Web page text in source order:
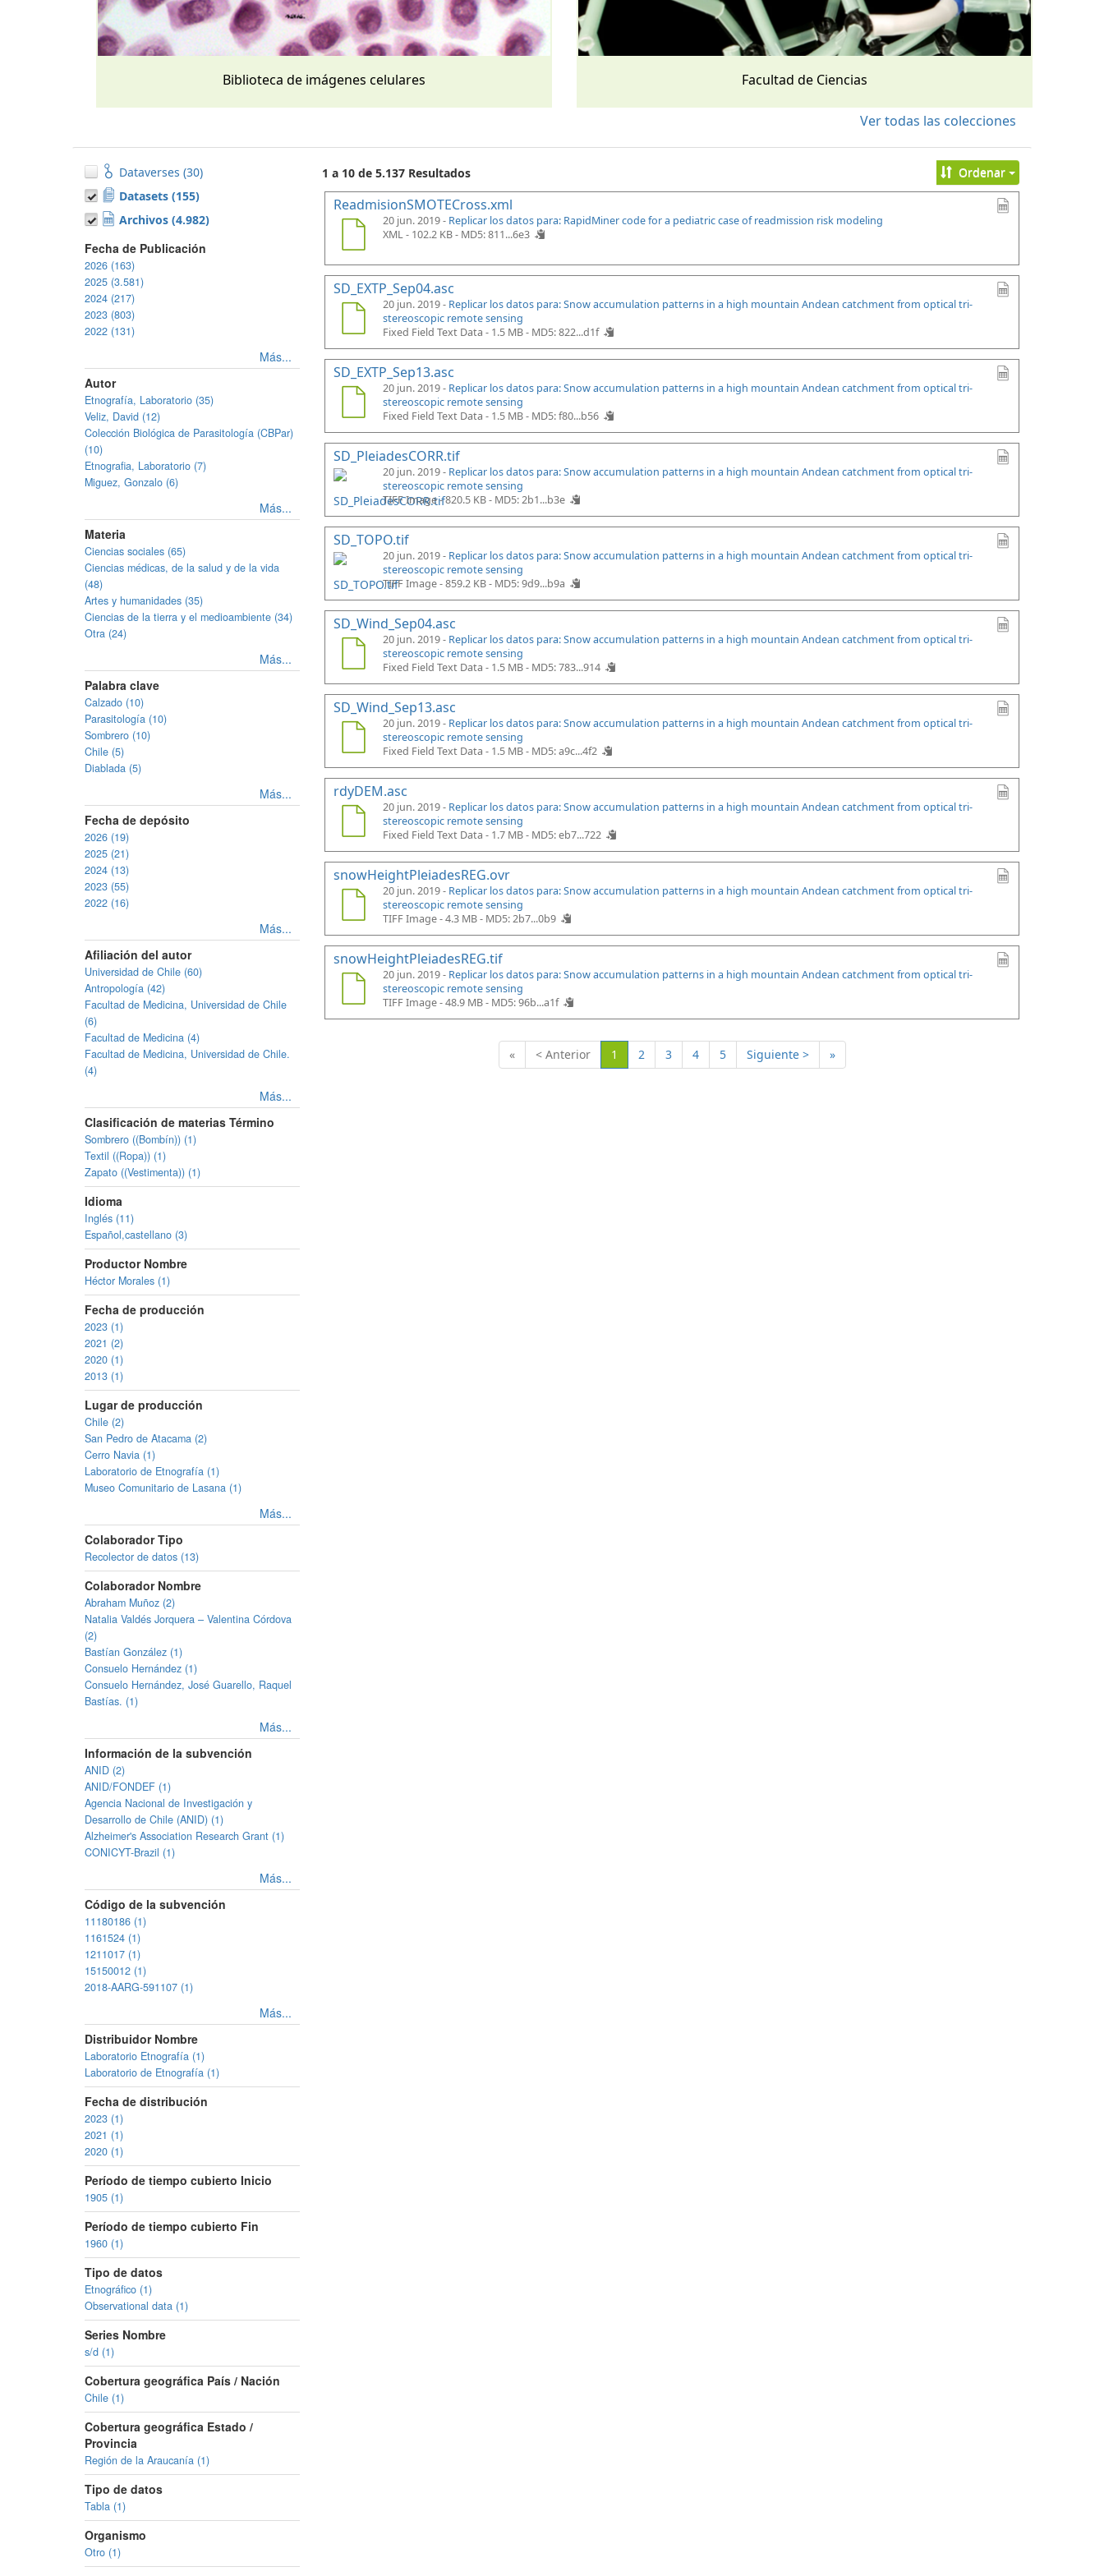
Biblioteca de imágenes celulares Facultad de Ciencias
Ver todas las colecciones
Dataverses (30)
Datasets (155)
Archivos (4.982)
Fecha de Publicación
2026 (163)
2025 (3.581)
2024 (217)
2023 (803)
2022 (131)
Más...
Autor
Etnografía, Laboratorio (35)
Veliz, David (12)
Colección Biológica de Parasitología (CBPar)
(10)
Etnografia, Laboratorio (7)
Miguez, Gonzalo (6)
Más...
Materia
Ciencias sociales (65)
Ciencias médicas, de la salud y de la vida
(48)
Artes y humanidades (35)
Ciencias de la tierra y el medioambiente (34)
Otra (24)
Más...
Palabra clave
Calzado (10)
Parasitología (10)
Sombrero (10)
Chile (5)
Diablada (5)
Más...
Fecha de depósito
2026 (19)
2025 (21)
2024 (13)
2023 (55)
2022 (16)
Más...
Afiliación del autor
Universidad de Chile (60)
Antropología (42)
Facultad de Medicina, Universidad de Chile
(6)
Facultad de Medicina (4)
Facultad de Medicina, Universidad de Chile.
(4)
Más...
Clasificación de materias Término
Sombrero ((Bombín)) (1)
Textil ((Ropa)) (1)
Zapato ((Vestimenta)) (1)
Idioma
Inglés (11)
Español,castellano (3)
Productor Nombre
Héctor Morales (1)
Fecha de producción
2023 (1)
2021 (2)
2020 (1)
2013 (1)
Lugar de producción
Chile (2)
San Pedro de Atacama (2)
Cerro Navia (1)
Laboratorio de Etnografía (1)
Museo Comunitario de Lasana (1)
Más...
Colaborador Tipo
Recolector de datos (13)
Colaborador Nombre
Abraham Muñoz (2)
Natalia Valdés Jorquera – Valentina Córdova
(2)
Bastían González (1)
Consuelo Hernández (1)
Consuelo Hernández, José Guarello, Raquel
Bastías. (1)
Más...
Información de la subvención
ANID (2)
ANID/FONDEF (1)
Agencia Nacional de Investigación y
Desarrollo de Chile (ANID) (1)
Alzheimer's Association Research Grant (1)
CONICYT-Brazil (1)
Más...
Código de la subvención
11180186 (1)
1161524 (1)
1211017 (1)
15150012 (1)
2018-AARG-591107 (1)
Más...
Distribuidor Nombre
Laboratorio Etnografía (1)
Laboratorio de Etnografía (1)
Fecha de distribución
2023 (1)
2021 (1)
2020 (1)
Período de tiempo cubierto Inicio
1905 (1)
Período de tiempo cubierto Fin
1960 (1)
Tipo de datos
Etnográfico (1)
Observational data (1)
Series Nombre
s/d (1)
Cobertura geográfica País / Nación
Chile (1)
Cobertura geográfica Estado /
Provincia
Región de la Araucanía (1)
Tipo de datos
Tabla (1)
Organismo
Otro (1)
1 a 10 de 5.137 Resultados Ordenar
ReadmisionSMOTECross.xml
20 jun. 2019 - Replicar los datos para: RapidMiner code for a pediatric case of readmission risk modeling
XML - 102.2 KB - MD5: 811...6e3
SD_EXTP_Sep04.asc
20 jun. 2019 - Replicar los datos para: Snow accumulation patterns in a high mountain Andean catchment from optical tri-
stereoscopic remote sensing
Fixed Field Text Data - 1.5 MB - MD5: 822...d1f
SD_EXTP_Sep13.asc
20 jun. 2019 - Replicar los datos para: Snow accumulation patterns in a high mountain Andean catchment from optical tri-
stereoscopic remote sensing
Fixed Field Text Data - 1.5 MB - MD5: f80...b56
SD_PleiadesCORR.tif
20 jun. 2019 - Replicar los datos para: Snow accumulation patterns in a high mountain Andean catchment from optical tri-
stereoscopic remote sensing
TIFF Image - 820.5 KB - MD5: 2b1...b3e
SD_TOPO.tif
20 jun. 2019 - Replicar los datos para: Snow accumulation patterns in a high mountain Andean catchment from optical tri-
stereoscopic remote sensing
TIFF Image - 859.2 KB - MD5: 9d9...b9a
SD_Wind_Sep04.asc
20 jun. 2019 - Replicar los datos para: Snow accumulation patterns in a high mountain Andean catchment from optical tri-
stereoscopic remote sensing
Fixed Field Text Data - 1.5 MB - MD5: 783...914
SD_Wind_Sep13.asc
20 jun. 2019 - Replicar los datos para: Snow accumulation patterns in a high mountain Andean catchment from optical tri-
stereoscopic remote sensing
Fixed Field Text Data - 1.5 MB - MD5: a9c...4f2
rdyDEM.asc
20 jun. 2019 - Replicar los datos para: Snow accumulation patterns in a high mountain Andean catchment from optical tri-
stereoscopic remote sensing
Fixed Field Text Data - 1.7 MB - MD5: eb7...722
snowHeightPleiadesREG.ovr
20 jun. 2019 - Replicar los datos para: Snow accumulation patterns in a high mountain Andean catchment from optical tri-
stereoscopic remote sensing
TIFF Image - 4.3 MB - MD5: 2b7...0b9
snowHeightPleiadesREG.tif
20 jun. 2019 - Replicar los datos para: Snow accumulation patterns in a high mountain Andean catchment from optical tri-
stereoscopic remote sensing
TIFF Image - 48.9 MB - MD5: 96b...a1f
« < Anterior 1 (Actual)
2 3 4 5 Siguiente > »